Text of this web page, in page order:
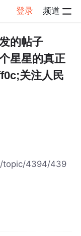
登录 频道
情
的帖子
星星的真正
关注人民
topic/4394/439